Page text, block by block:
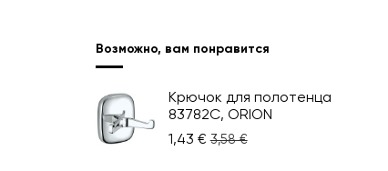
Возможно, вам понравится
Крючок для полотенца
83782C, ORION
1,43 € 3,58 €